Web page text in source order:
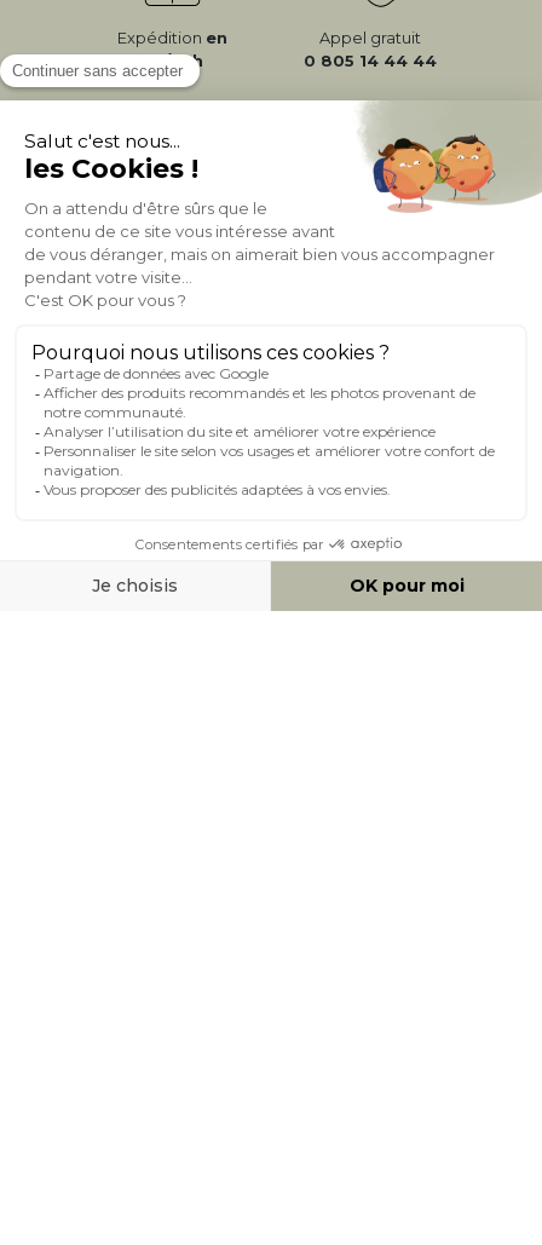
Expédition en
24/72h
Appel gratuit
0 805 14 44 44
À PROPOS DE MILIBOO
AIDE & CONTACT